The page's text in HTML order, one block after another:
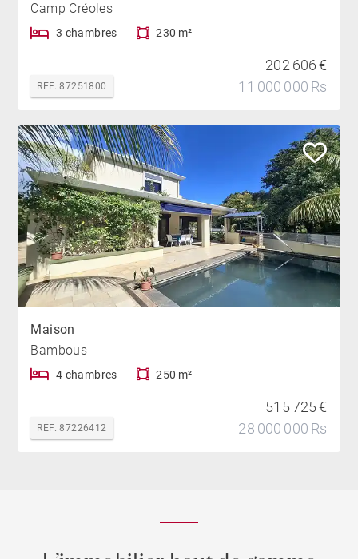
Camp Créoles
3 chambres 230 m²
REF. 87251800
202 606 €
11 000 000 Rs
Maison
Bambous
4 chambres 250 m²
REF. 87226412
515 725 €
28 000 000 Rs